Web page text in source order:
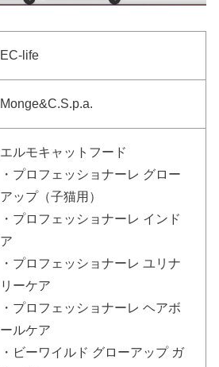
EC-life
Monge&C.S.p.a.
エルモキャットフード
・プロフェッショナーレ グロー
アップ（子猫用）
・プロフェッショナーレ インド
ア
・プロフェッショナーレ ユリナ
リーケア
・プロフェッショナーレ ヘアボ
ールケア
・ビーワイルド グローアップ ガ